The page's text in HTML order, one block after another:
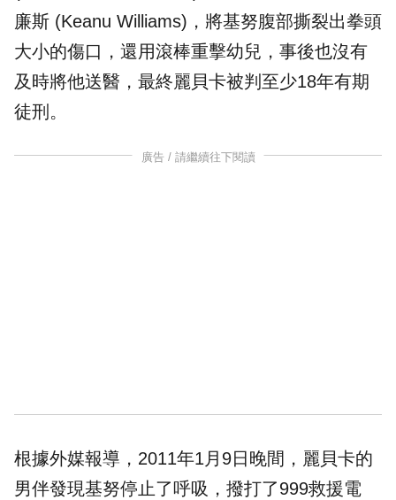
廉斯 (Keanu Williams)，將基努腹部撕裂出拳頭
大小的傷口，還用滾棒重擊幼兒，事後也沒有
及時將他送醫，最終麗貝卡被判至少18年有期
徒刑。
廣告 / 請繼續往下閱讀
根據外媒報導，2011年1月9日晚間，麗貝卡的
男伴發現基努停止了呼吸，撥打了999救援電